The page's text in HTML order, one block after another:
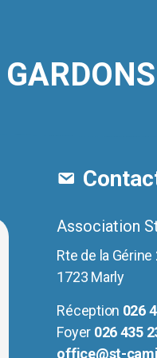
Association
Rte de la Gérine
1723 Marly
Réception 026
Foyer 026 435
office@st-